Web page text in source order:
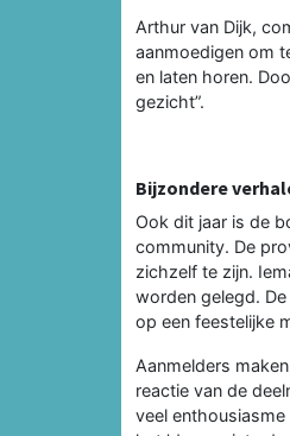
Arthur van Dijk,
aanmoedigen om
en laten horen.
gezicht”.
Bijzondere
Ook dit jaar is de
community. De
zichzelf te zijn.
worden gelegd.
op een feestelijke
Aanmelders
reactie van de
veel